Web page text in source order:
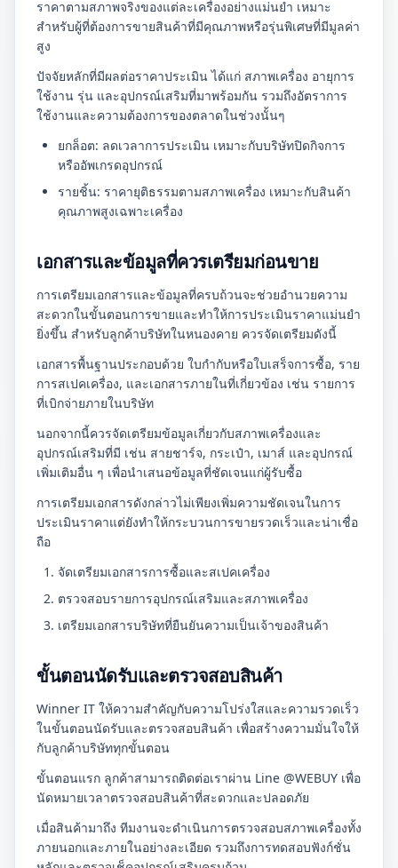
ราคาตามสภาพจริงของแต่ละเครื่องอย่างแม่นยำ เหมาะ
สำหรับผู้ที่ต้องการขายสินค้าที่มีคุณภาพหรือรุ่นพิเศษที่มีมูลค่า
สูง
ปัจจัยหลักที่มีผลต่อราคาประเมิน ได้แก่ สภาพเครื่อง อายุการ
ใช้งาน รุ่น และอุปกรณ์เสริมที่มาพร้อมกัน รวมถึงอัตราการ
ใช้งานและความต้องการของตลาดในช่วงนั้นๆ
ยกล็อต: ลดเวลาการประเมิน เหมาะกับบริษัทปิดกิจการ
หรืออัพเกรดอุปกรณ์
รายชิ้น: ราคายุติธรรมตามสภาพเครื่อง เหมาะกับสินค้า
คุณภาพสูงเฉพาะเครื่อง
เอกสารและข้อมูลที่ควรเตรียมก่อนขาย
การเตรียมเอกสารและข้อมูลที่ครบถ้วนจะช่วยอำนวยความ
สะดวกในขั้นตอนการขายและทำให้การประเมินราคาแม่นยำ
ยิ่งขึ้น สำหรับลูกค้าบริษัทในหนองคาย ควรจัดเตรียมดังนี้
เอกสารพื้นฐานประกอบด้วย ใบกำกับหรือใบเสร็จการซื้อ, ราย
การสเปคเครื่อง, และเอกสารภายในที่เกี่ยวข้อง เช่น รายการ
ที่เบิกจ่ายภายในบริษัท
นอกจากนี้ควรจัดเตรียมข้อมูลเกี่ยวกับสภาพเครื่องและ
อุปกรณ์เสริมที่มี เช่น สายชาร์จ, กระเป๋า, เมาส์ และอุปกรณ์
เพิ่มเติมอื่น ๆ เพื่อนำเสนอข้อมูลที่ชัดเจนแก่ผู้รับซื้อ
การเตรียมเอกสารดังกล่าวไม่เพียงเพิ่มความชัดเจนในการ
ประเมินราคาแต่ยังทำให้กระบวนการขายรวดเร็วและน่าเชื่อ
ถือ
จัดเตรียมเอกสารการซื้อและสเปคเครื่อง
ตรวจสอบรายการอุปกรณ์เสริมและสภาพเครื่อง
เตรียมเอกสารบริษัทที่ยืนยันความเป็นเจ้าของสินค้า
ขั้นตอนนัดรับและตรวจสอบสินค้า
Winner IT ให้ความสำคัญกับความโปร่งใสและความรวดเร็ว
ในขั้นตอนนัดรับและตรวจสอบสินค้า เพื่อสร้างความมั่นใจให้
กับลูกค้าบริษัททุกขั้นตอน
ขั้นตอนแรก ลูกค้าสามารถติดต่อเราผ่าน Line @WEBUY เพื่อ
นัดหมายเวลาตรวจสอบสินค้าที่สะดวกและปลอดภัย
เมื่อสินค้ามาถึง ทีมงานจะดำเนินการตรวจสอบสภาพเครื่องทั้ง
ภายนอกและภายในอย่างละเอียด รวมถึงการทดสอบฟังก์ชั่น